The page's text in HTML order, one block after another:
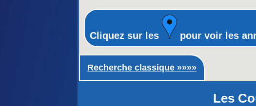
Recherche classique ►
Recherche classique »»»»
Cliquez sur les pour voir les
Les